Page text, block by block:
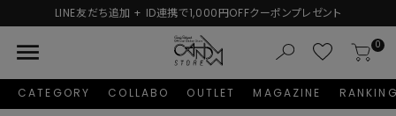
LINE友だち追加 + ID連携で1,000円OFFクーポンプレゼント
menu 0
CATEGORY COLLABO OUTLET MAGAZINE